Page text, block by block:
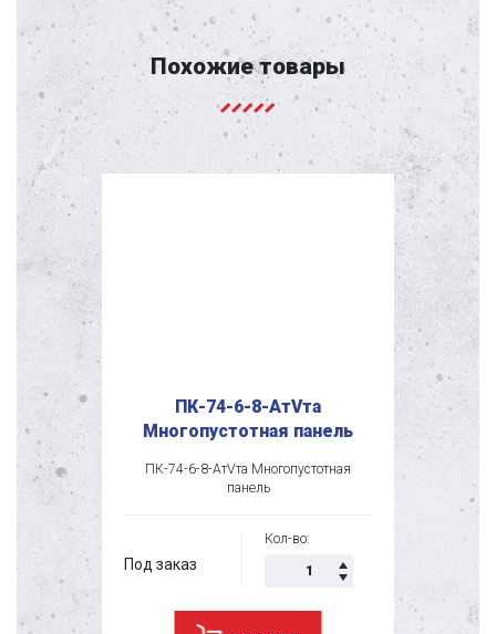
Похожие товары
ПК-74-6-8-АтVта
Многопустотная панель
ПК-74-6-8-АтVта Многопустотная
панель
Под заказ
Кол-во: